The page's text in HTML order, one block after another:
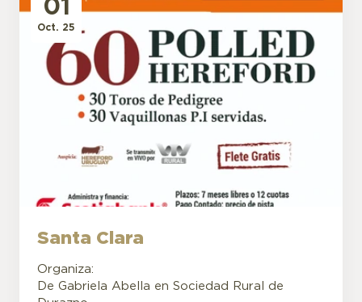
01
Oct. 25
Santa Clara
Organiza:
De Gabriela Abella en Sociedad Rural de